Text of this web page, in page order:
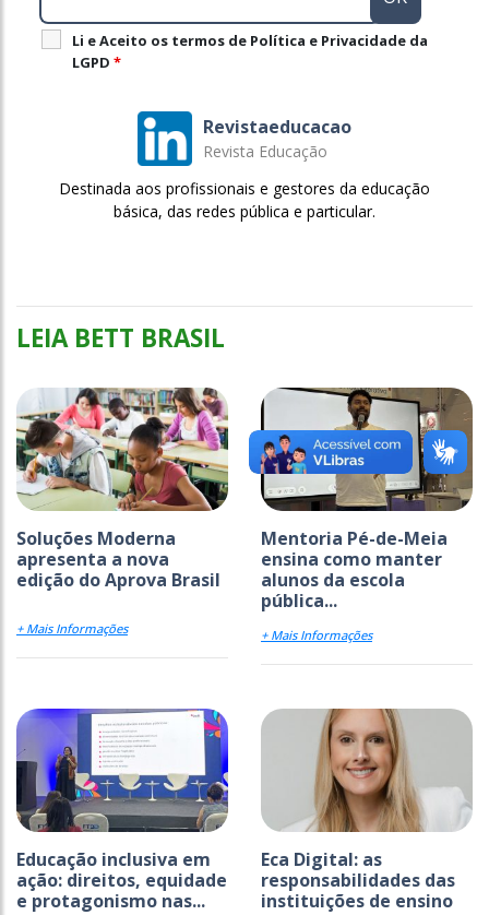
Li e Aceito os termos de Política e Privacidade da
LGPD *
Revistaeducacao
Revista Educação
Destinada aos profissionais e gestores da educação
básica, das redes pública e particular.
LEIA BETT BRASIL
Soluções Moderna
apresenta a nova
edição do Aprova Brasil
+ Mais Informações
Mentoria Pé-de-Meia
ensina como manter
alunos da escola
pública...
+ Mais Informações
Educação inclusiva em
ação: direitos, equidade
e protagonismo nas...
Eca Digital: as
responsabilidades das
instituições de ensino